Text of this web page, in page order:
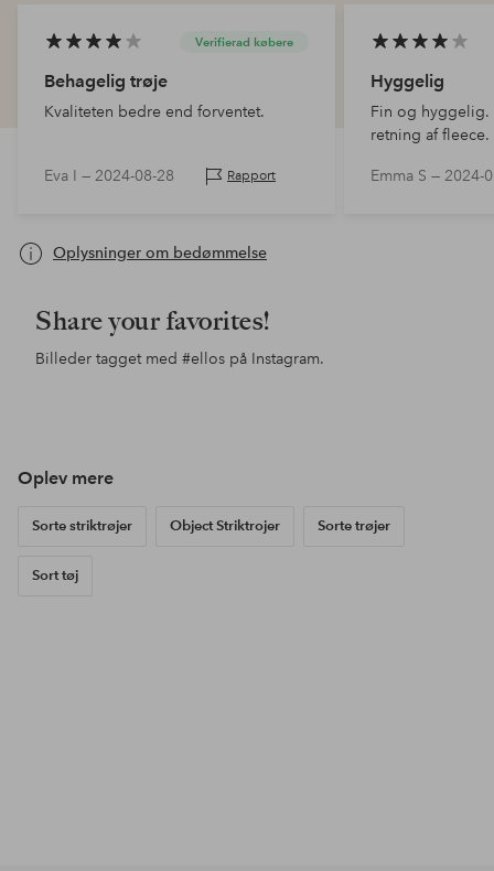
Verifierad købere
Behagelig trøje
Kvaliteten bedre end forventet.
Eva I — 2024-08-28 Rapport
Hyggelig
Fin og
retning af fleece.
Emma S — 2024-
Oplysninger om bedømmelse
Share your favorites!
Billeder tagget med #ellos på Instagram.
Oplev mere
Sorte striktrøjer Object Striktrojer Sorte trøjer
Sort tøj